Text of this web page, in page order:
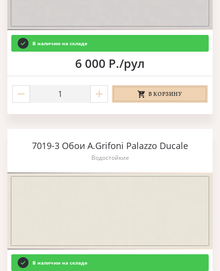
В наличии на складе
6 000 Р./рул
В КОРЗИНУ
7019-3 Обои A.Grifoni Palazzo Ducale
Водостойкие
В наличии на складе